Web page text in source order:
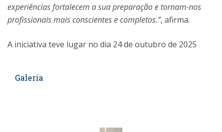
experiências fortalecem a sua preparação e tornam-nos
profissionais mais conscientes e completos.”, afirma.
A iniciativa teve lugar no dia 24 de outubro de 2025
Galeria